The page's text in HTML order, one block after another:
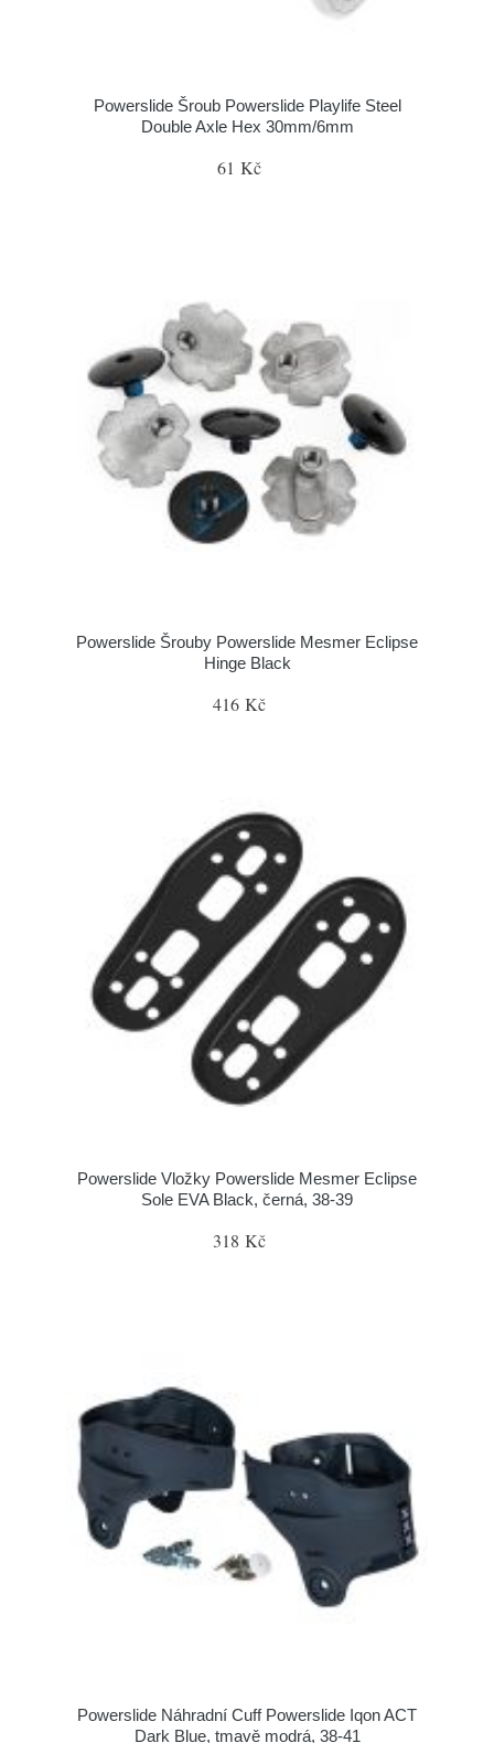
Powerslide Šroub Powerslide Playlife Steel
Double Axle Hex 30mm/6mm
61 Kč
Powerslide Šrouby Powerslide Mesmer Eclipse
Hinge Black
416 Kč
Powerslide Vložky Powerslide Mesmer Eclipse
Sole EVA Black, černá, 38-39
318 Kč
Powerslide Náhradní Cuff Powerslide Iqon ACT
Dark Blue, tmavě modrá, 38-41